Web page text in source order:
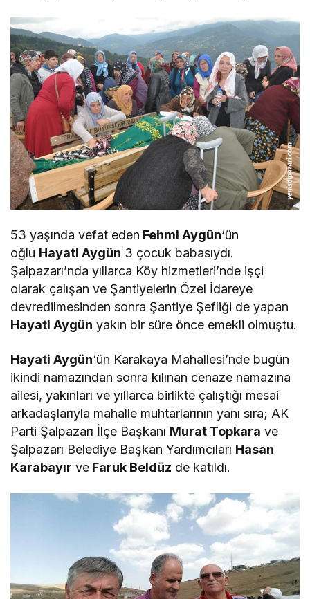
53 yaşında vefat eden Fehmi Aygün‘ün
oğlu Hayati Aygün 3 çocuk babasıydı.
Şalpazarı’nda yıllarca Köy hizmetleri’nde işçi
olarak çalışan ve Şantiyelerin Özel İdareye
devredilmesinden sonra Şantiye Şefliği de yapan
Hayati Aygün yakın bir süre önce emekli olmuştu.
Hayati Aygün‘ün Karakaya Mahallesi’nde bugün
ikindi namazından sonra kılınan cenaze namazına
ailesi, yakınları ve yıllarca birlikte çalıştığı mesai
arkadaşlarıyla mahalle muhtarlarının yanı sıra; AK
Parti Şalpazarı İlçe Başkanı Murat Topkara ve
Şalpazarı Belediye Başkan Yardımcıları Hasan
Karabayır ve Faruk Beldüz de katıldı.